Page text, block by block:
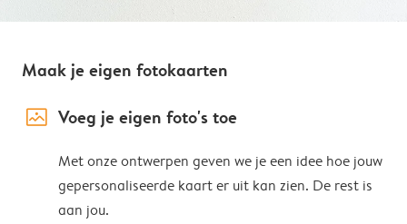
Maak je eigen fotokaarten
image_placeholder Voeg je eigen foto's toe
Met onze ontwerpen geven we je een idee hoe jouw
gepersonaliseerde kaart er uit kan zien. De rest is
aan jou.